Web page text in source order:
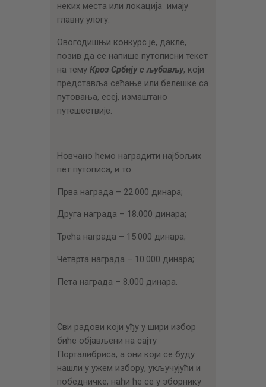
неких места или локација имају
главну улогу.
Овогодишњи конкурс је, дакле,
позив да се напише путописни текст
на тему Кроз Србију с љубављу, који
представља сећање или белешке са
путовања, есеј, измаштано
путешествије.
Новчано ћемо наградити најбољих
пет путописа, и то:
Прва награда – 22.000 динара;
Друга награда – 18.000 динара;
Трећа награда – 15.000 динара;
Четврта награда – 10.000 динара;
Пета награда – 8.000 динара.
Сви радови који уђу у шири избор
биће објављени на сајту
Порталибриса, а они који се буду
нашли у ужем избору, укључујући и
победничке, наћи ће се у зборнику